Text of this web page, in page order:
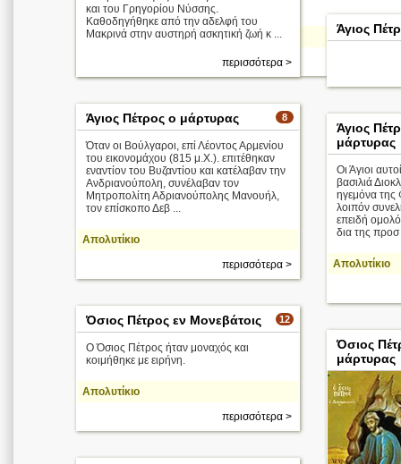
Καραβάτζιο
Χριστιανικής
Εκκλησίας
Απολυτίκιο
και του Γρηγορίου Νύσσης.
Καθοδηγήθηκε από την αδελφή του
Μακρινά στην αυστηρή ασκητική ζωή κ ...
περισσότερα >
Άγιος
8
Άγιος Πέτρος ο μάρτυρας
Όταν οι Βούλγαροι, επί Λέοντος Αρμενίου
του εικονομάχου (815 μ.Χ.). επιτέθηκαν
εναντίον του Βυζαντίου και κατέλαβαν την
Ανδριανούπολη, συνέλαβαν τον
Μητροπολίτη Αδριανούπολης Μανουήλ,
τον επίσκοπο Δεβ ...
Απολυτίκιο
περισσότερα >
Άγιος
μάρτυρας
Οι Άγιοι
βασιλιά
ηγεμόνα της
λοιπόν
επειδή
δια της προσ
Απολυτίκιο
12
Όσιος Πέτρος εν Μονεβάτοις
Ο Όσιος Πέτρος ήταν μοναχός και
κοιμήθηκε με ειρήνη.
Απολυτίκιο
περισσότερα >
Όσιος
μάρτυρας